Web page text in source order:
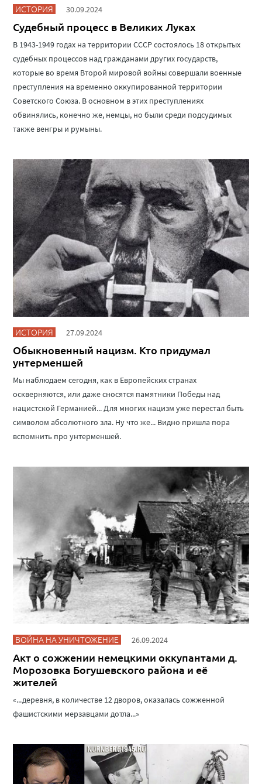
ИСТОРИЯ 30.09.2024
Судебный процесс в Великих Луках
В 1943-1949 годах на территории СССР состоялось 18 открытых
судебных процессов над гражданами других государств,
которые во время Второй мировой войны совершали военные
преступления на временно оккупированной территории
Советского Союза. В основном в этих преступлениях
обвинялись, конечно же, немцы, но были среди подсудимых
также венгры и румыны.
ИСТОРИЯ 27.09.2024
Обыкновенный нацизм. Кто придумал
унтерменшей
Мы наблюдаем сегодня, как в Европейских странах
оскверняются, или даже сносятся памятники Победы над
нацистской Германией... Для многих нацизм уже перестал быть
символом абсолютного зла. Ну что же... Видно пришла пора
вспомнить про унтерменшей.
ВОЙНА НА УНИЧТОЖЕНИЕ 26.09.2024
Акт о сожжении немецкими оккупантами д.
Морозовка Богушевского района и её
жителей
«...деревня, в количестве 12 дворов, оказалась сожженной
фашистскими мерзавцами дотла...»